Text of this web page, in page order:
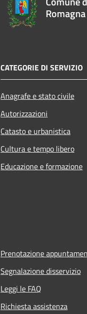
Romagna
CATEGORIE DI SERVIZIO
Anagrafe e stato civile
Autorizzazioni
Catasto e urbanistica
Cultura e tempo libero
Educazione e formazione
Prenotazione
Segnalazione disservizio
Leggi le FAQ
Richiesta assistenza